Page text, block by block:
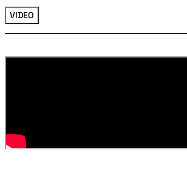
VIDEO